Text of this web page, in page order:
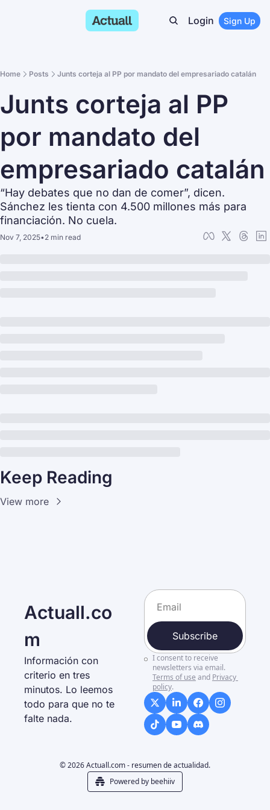
Login Sign Up
Home Posts Junts corteja al PP por mandato del empresariado catalán
Junts corteja al PP
por mandato del
empresariado catalán
“Hay debates que no dan de comer”, dicen.
Sánchez les tienta con 4.500 millones más para
financiación. No cuela.
Nov 7, 2025•2 min read
Keep Reading
View more
Actuall.co
m
Información con
criterio en tres
minutos. Lo leemos
todo para que no te
falte nada.
Subscribe
I consent to receive
newsletters via email.
Terms of use and Privacy
policy.
© 2026 Actuall.com - resumen de actualidad.
Powered by beehiiv